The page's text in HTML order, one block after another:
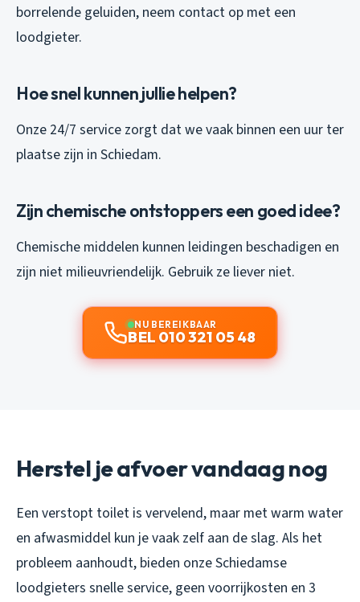
borrelende geluiden, neem contact op met een
loodgieter.
Hoe snel kunnen jullie helpen?
Onze 24/7 service zorgt dat we vaak binnen een uur ter
plaatse zijn in Schiedam.
Zijn chemische ontstoppers een goed idee?
Chemische middelen kunnen leidingen beschadigen en
zijn niet milieuvriendelijk. Gebruik ze liever niet.
NU BEREIKBAAR
BEL 010 321 05 48
Herstel je afvoer vandaag nog
Een verstopt toilet is vervelend, maar met warm water
en afwasmiddel kun je vaak zelf aan de slag. Als het
probleem aanhoudt, bieden onze Schiedamse
loodgieters snelle service, geen voorrijkosten en 3